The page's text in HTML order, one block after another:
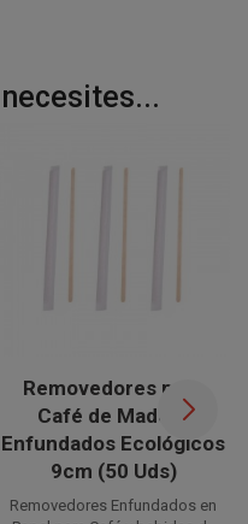
Removedores para
Café de Madera
Enfundados Ecológicos
9cm (50 Uds)
Removedores Enfundados en